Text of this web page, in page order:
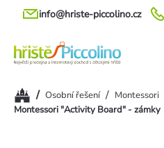
Přejít
info@hriste-piccolino.cz
Domů/ Osobní řešení / Montessori
Montessori "Activity Board" - zámky